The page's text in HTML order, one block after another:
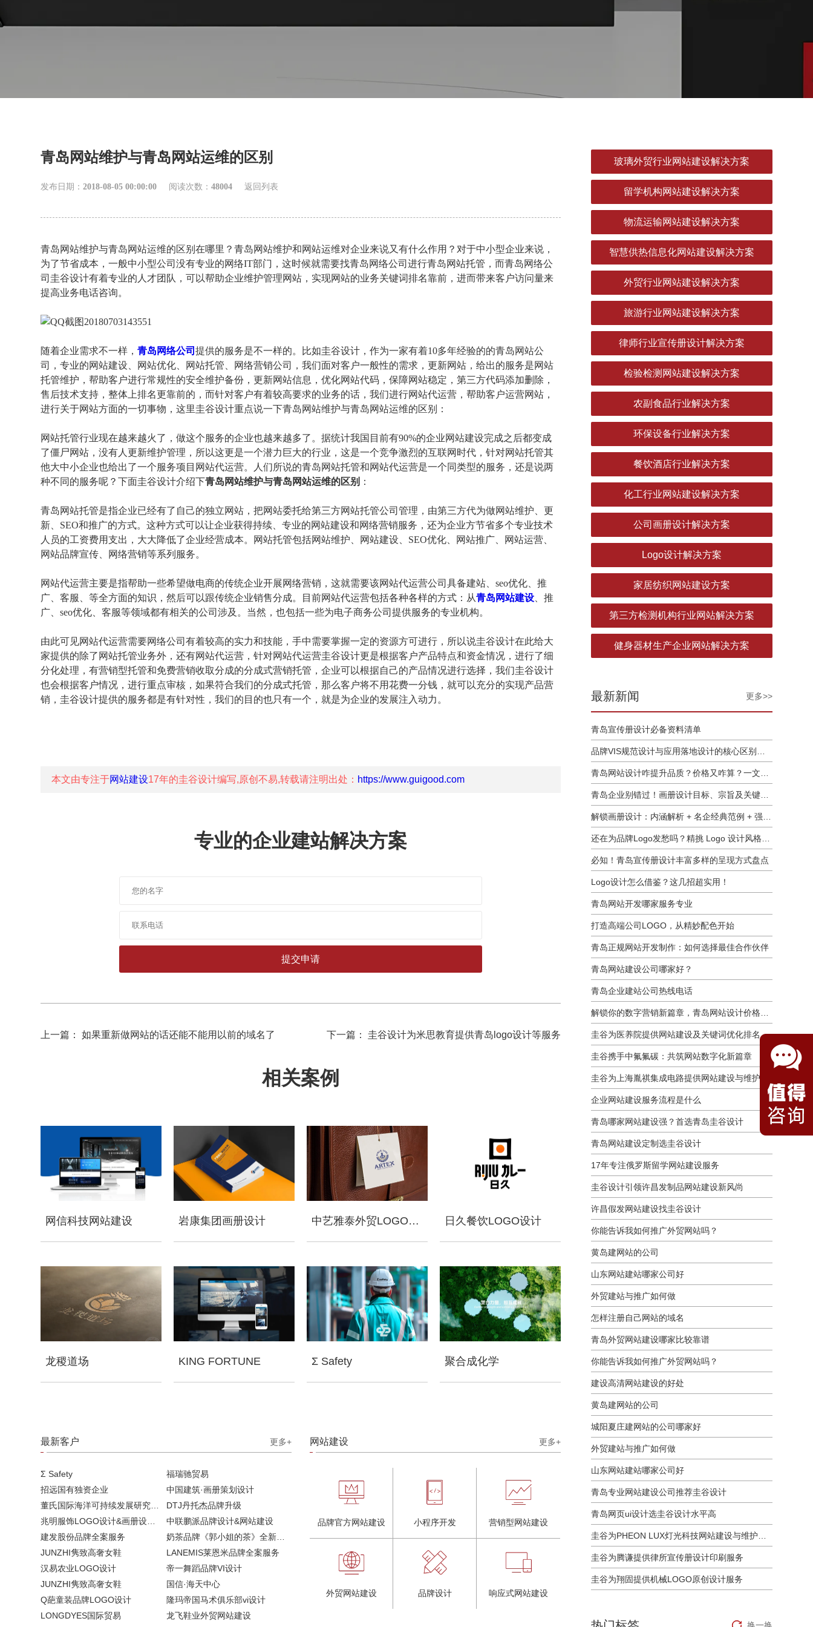
青岛网站维护与青岛网站运维的区别
发布日期：2018-08-05 00:00:00 阅读次数：48004 返回列表
青岛网站维护与青岛网站运维的区别在哪里？青岛网站维护和网站运维对企业来说又有什么作用？对于中小型企业来说，
为了节省成本，一般中小型公司没有专业的网络IT部门，这时候就需要找青岛网络公司进行青岛网站托管，而青岛网络公
司圭谷设计有着专业的人才团队，可以帮助企业维护管理网站，实现网站的业务关键词排名靠前，进而带来客户访问量来
提高业务电话咨询。
随着企业需求不一样，青岛网络公司提供的服务是不一样的。比如圭谷设计，作为一家有着10多年经验的的青岛网站公
司，专业的网站建设、网站优化、网站托管、网络营销公司，我们面对客户一般性的需求，更新网站，给出的服务是网站
托管维护，帮助客户进行常规性的安全维护备份，更新网站信息，优化网站代码，保障网站稳定，第三方代码添加删除，
售后技术支持，整体上排名更靠前的，而针对客户有着较高要求的业务的话，我们进行网站代运营，帮助客户运营网站，
进行关于网站方面的一切事物，这里圭谷设计重点说一下青岛网站维护与青岛网站运维的区别：
网站托管行业现在越来越火了，做这个服务的企业也越来越多了。据统计我国目前有90%的企业网站建设完成之后都变成
了僵尸网站，没有人更新维护管理，所以这更是一个潜力巨大的行业，这是一个竞争激烈的互联网时代，针对网站托管其
他大中小企业也给出了一个服务项目网站代运营。人们所说的青岛网站托管和网站代运营是一个同类型的服务，还是说两
种不同的服务呢？下面圭谷设计介绍下青岛网站维护与青岛网站运维的区别 ：
青岛网站托管是指企业已经有了自己的独立网站，把网站委托给第三方网站托管公司管理，由第三方代为做网站维护、更
新、SEO和推广的方式。这种方式可以让企业获得持续、专业的网站建设和网络营销服务，还为企业方节省多个专业技术
人员的工资费用支出，大大降低了企业经营成本。网站托管包括网站维护、网站建设、SEO优化、网站推广、网站运营、
网站品牌宣传、网络营销等系列服务。
网站代运营主要是指帮助一些希望做电商的传统企业开展网络营销，这就需要该网站代运营公司具备建站、seo优化、推
广、客服、等全方面的知识，然后可以跟传统企业销售分成。目前网站代运营包括各种各样的方式： 从青岛网站建设 、推
广、seo优化、客服等领域都有相关的公司涉及。当然，也包括一些为电子商务公司提供服务的专业机构。
由此可见网站代运营需要网络公司有着较高的实力和技能，手中需要掌握一定的资源方可进行，所以说圭谷设计在此给大
家提供的除了网站托管业务外，还有网站代运营，针对网站代运营圭谷设计更是根据客户产品特点和资金情况，进行了细
分化处理，有营销型托管和免费营销收取分成的分成式营销托管，企业可以根据自己的产品情况进行选择，我们圭谷设计
也会根据客户情况，进行重点审核，如果符合我们的分成式托管，那么客户将不用花费一分钱，就可以充分的实现产品营
销，圭谷设计提供的服务都是有针对性，我们的目的也只有一个，就是为企业的发展注入动力。
本文由专注于网站建设17年的圭谷设计编写,原创不易,转载请注明出处： https://www.guigood.com
专业的企业建站解决方案
上一篇： 如果重新做网站的话还能不能用以前的域名了 下一篇： 圭谷设计为米思教育提供青岛logo设计等服务
相关案例
网信科技网站建设 岩康集团画册设计 中艺雅泰外贸LOGO设计 日久餐饮LOGO设计
龙稷道场 KING FORTUNE Σ Safety 聚合成化学
最新客户 更多+
Σ Safety
福瑞驰贸易
招远国有独资企业
中国建筑·画册策划设计
DTJ丹托杰品牌升级
中联鹏派品牌设计&网站建设
建发股份品牌全案服务
奶茶品牌《郭小姐的茶》全新视觉｜每天一杯好茶
JUNZHI隽致高奢女鞋
LANEMIS莱恩米品牌全案服务
汉易农业LOGO设计
帝一舞蹈品牌VI设计
JUNZHI隽致高奢女鞋
国信·海天中心
Q葩童装品牌LOGO设计
隆玛帝国马术俱乐部vi设计
LONGDYES国际贸易
龙飞鞋业外贸网站建设
网站建设 更多+
品牌官方网站建设 小程序开发 营销型网站建设
外贸网站建设 品牌设计 响应式网站建设
玻璃外贸行业网站建设解决方案
留学机构网站建设解决方案
物流运输网站建设解决方案
智慧供热信息化网站建设解决方案
外贸行业网站建设解决方案
旅游行业网站建设解决方案
律师行业宣传册设计解决方案
检验检测网站建设解决方案
农副食品行业解决方案
环保设备行业解决方案
餐饮酒店行业解决方案
化工行业网站建设解决方案
公司画册设计解决方案
Logo设计解决方案
家居纺织网站建设方案
第三方检测机构行业网站解决方案
健身器材生产企业网站解决方案
最新新闻 更多>>
青岛宣传册设计必备资料清单
青岛企业别错过！画册设计目标、宗旨及关键要点全揭秘
还在为品牌Logo发愁吗？精挑 Logo 设计风格这一步，轻松铸就独属于你的品牌魅力
必知！青岛宣传册设计丰富多样的呈现方式盘点
Logo设计怎么借鉴？这几招超实用！
青岛网站开发哪家服务专业
打造高端公司LOGO，从精妙配色开始
青岛正规网站开发制作：如何选择最佳合作伙伴
青岛网站建设公司哪家好？
青岛企业建站公司热线电话
解锁你的数字营销新篇章，青岛网站设计价格几何？
圭谷为医养院提供网站建设及关键词优化排名服务：青岛圣德嘉朗颐养中心案例
圭谷携手中氟氟碳：共筑网站数字化新篇章
企业网站建设服务流程是什么
青岛哪家网站建设强？首选青岛圭谷设计
青岛网站建设定制选圭谷设计
17年专注俄罗斯留学网站建设服务
圭谷设计引领许昌发制品网站建设新风尚
许昌假发网站建设找圭谷设计
你能告诉我如何推广外贸网站吗？
黄岛建网站的公司
山东网站建站哪家公司好
外贸建站与推广如何做
怎样注册自己网站的域名
青岛外贸网站建设哪家比较靠谱
你能告诉我如何推广外贸网站吗？
建设高清网站建设的好处
黄岛建网站的公司
城阳夏庄建网站的公司哪家好
外贸建站与推广如何做
山东网站建站哪家公司好
青岛专业网站建设公司推荐圭谷设计
青岛网页ui设计选圭谷设计水平高
圭谷为腾谦提供律所宣传册设计印刷服务
圭谷为翔固提供机械LOGO原创设计服务